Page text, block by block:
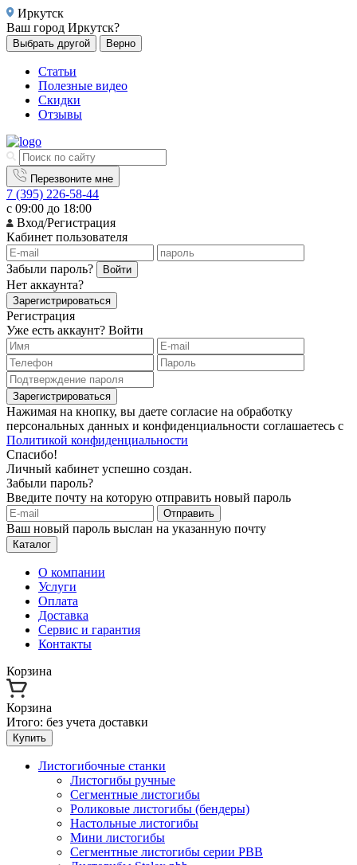
Иркутск
Ваш город Иркутск?
Выбрать другой Верно
Статьи
Полезные видео
Скидки
Отзывы
Перезвоните мне
7 (395) 226-58-44
с 09:00 до 18:00
Вход/Регистрация
Кабинет пользователя
Забыли пароль? Войти
Нет аккаунта?
Зарегистрироваться
Регистрация
Уже есть аккаунт? Войти
Зарегистрироваться
Нажимая на кнопку, вы даете согласие на обработку
персональных данных и конфиденциальности соглашаетесь с
Политикой конфиденциальности
Спасибо!
Личный кабинет успешно создан.
Забыли пароль?
Введите почту на которую отправить новый пароль
Отправить
Ваш новый пароль выслан на указанную почту
Каталог
О компании
Услуги
Оплата
Доставка
Сервис и гарантия
Контакты
Корзина
Корзина
Итого: без учета доставки
Купить
Листогибочные станки
Листогибы ручные
Сегментные листогибы
Роликовые листогибы (бендеры)
Настольные листогибы
Мини листогибы
Сегментные листогибы серии PBB